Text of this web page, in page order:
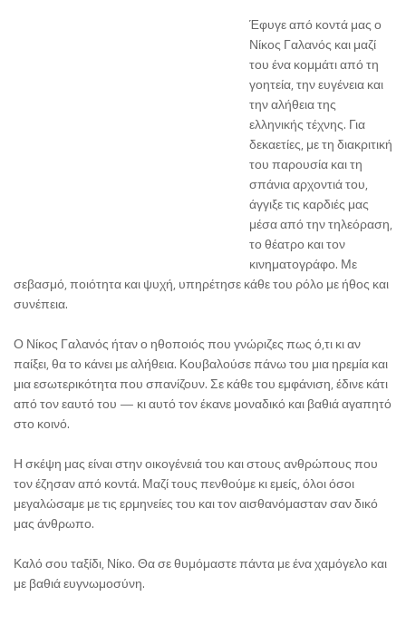
Έφυγε από κοντά μας ο
Νίκος Γαλανός και μαζί
του ένα κομμάτι από τη
γοητεία, την ευγένεια και
την αλήθεια της
ελληνικής τέχνης. Για
δεκαετίες, με τη διακριτική
του παρουσία και τη
σπάνια αρχοντιά του,
άγγιξε τις καρδιές μας
μέσα από την τηλεόραση,
το θέατρο και τον
κινηματογράφο. Με
σεβασμό, ποιότητα και ψυχή, υπηρέτησε κάθε του ρόλο με ήθος και
συνέπεια.
Ο Νίκος Γαλανός ήταν ο ηθοποιός που γνώριζες πως ό,τι κι αν
παίξει, θα το κάνει με αλήθεια. Κουβαλούσε πάνω του μια ηρεμία και
μια εσωτερικότητα που σπανίζουν. Σε κάθε του εμφάνιση, έδινε κάτι
από τον εαυτό του — κι αυτό τον έκανε μοναδικό και βαθιά αγαπητό
στο κοινό.
Η σκέψη μας είναι στην οικογένειά του και στους ανθρώπους που
τον έζησαν από κοντά. Μαζί τους πενθούμε κι εμείς, όλοι όσοι
μεγαλώσαμε με τις ερμηνείες του και τον αισθανόμασταν σαν δικό
μας άνθρωπο.
Καλό σου ταξίδι, Νίκο. Θα σε θυμόμαστε πάντα με ένα χαμόγελο και
με βαθιά ευγνωμοσύνη.